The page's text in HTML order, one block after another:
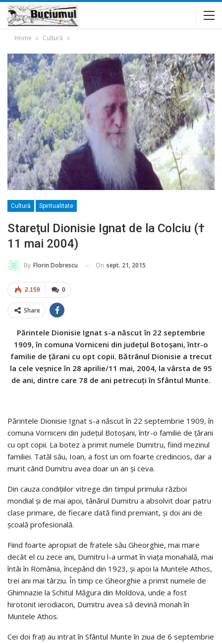
Home Cultură
Cultură Spiritualitate
Stareţul Dionisie Ignat de la Colciu (†
11 mai 2004)
By Florin Dobrescu On sept. 21, 2015
0
2.159
Share
Părintele Dionisie Ignat s-a născut în 22 septembrie
1909, în comuna Vorniceni din judeţul Botoşani, într-o
familie de ţărani cu opt copii. Bătrânul Dionisie a trecut
la cele veşnice în 28 aprilie/11 mai, 2004, la vârsta de 95
de ani, dintre care 78 de ani petrecuţi în Sfântul Munte.
Părintele Dionisie Ignat s-a născut în 22 septembrie 1909, în
comuna Vorniceni din judeţul Botoşani, într-o familie de ţărani
cu opt copii. La botez a primit numele Dumitru, fiind mezinul
familiei. Tatăl său, Ioan, a fost un om foarte credincios, dar a
murit când Dumitru avea doar un an şi ceva.
Din cauza condiţiilor vitrege din timpul primului război
mondial şi de mai apoi, tânărul Dumitru a absolvit doar patru
clase primare, de fiecare dată fiind premiant, şi doi ani de
şcoală profesională.
Fiind foarte apropiat de fratele său Gheorghie, mai mare
decât el cu zece ani, Dumitru l-a urmat în viaţa monahală, mai
întâi în România, începând din 1923, şi apoi la Muntele Athos,
trei ani mai târziu. În timp ce Gheorghie a primit numele de
Ghimnazie la Schitul Măgura din Moldova, unde a fost
hirotonit ierodiacon, Dumitru avea să devină monah în
Muntele Athos.
Cei doi fraţi au intrat în Sfântul Munte în ziua de 6 septembrie